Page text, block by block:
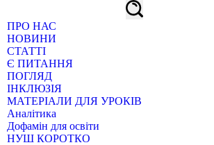
ПРО НАС
НОВИНИ
СТАТТІ
Є ПИТАННЯ
ПОГЛЯД
ІНКЛЮЗІЯ
МАТЕРІАЛИ ДЛЯ УРОКІВ
Аналітика
Дофамін для освіти
НУШ КОРОТКО